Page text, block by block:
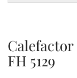
FH 5129